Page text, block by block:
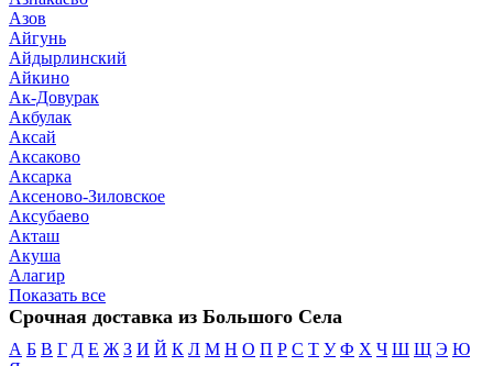
Азов
Айгунь
Айдырлинский
Айкино
Ак-Довурак
Акбулак
Аксай
Аксаково
Аксарка
Аксеново-Зиловское
Аксубаево
Акташ
Акуша
Алагир
Показать все
Срочная доставка из Большого Села
А Б В Г Д Е Ж З И Й К Л М Н О П Р С Т У Ф Х Ч Ш Щ Э Ю